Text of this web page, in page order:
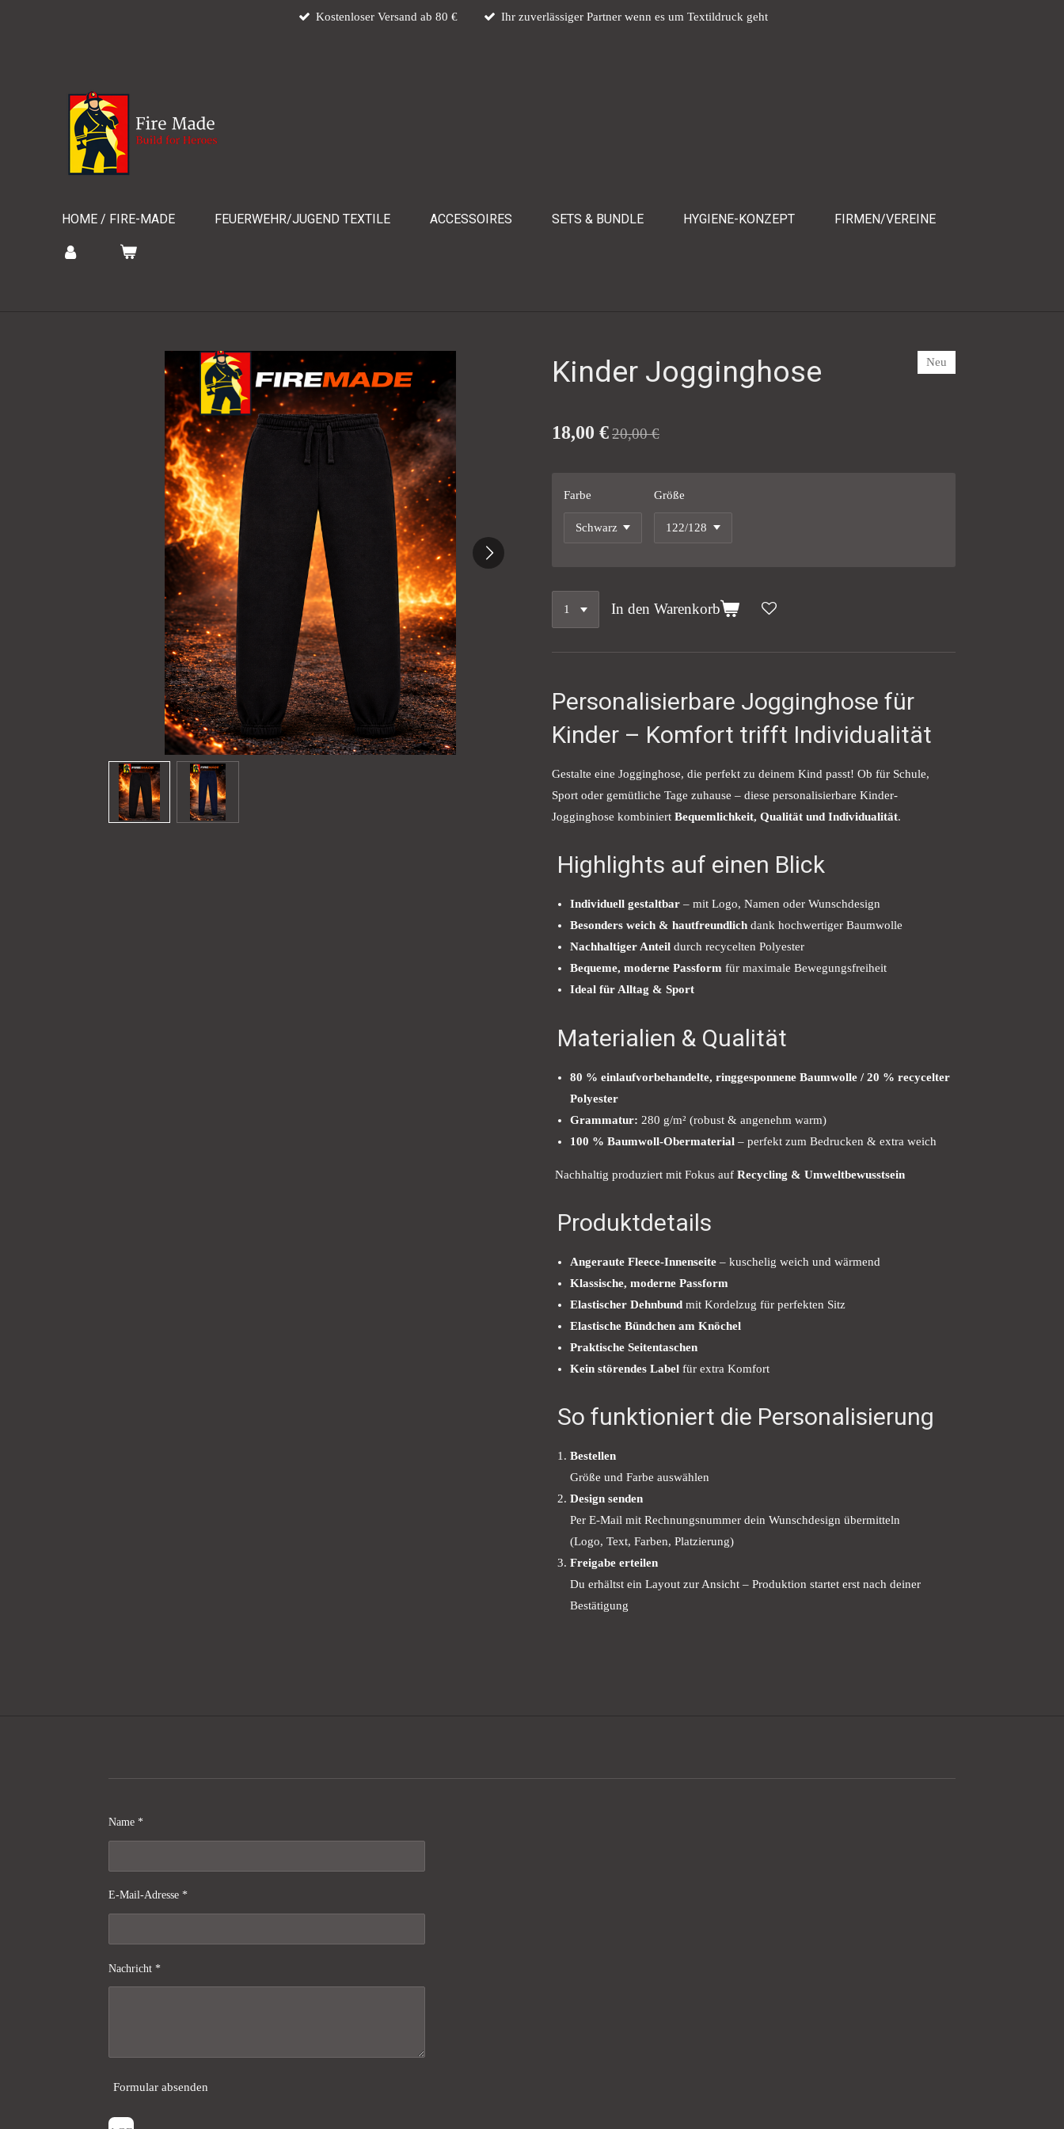
Kostenloser Versand ab 80 € Ihr zuverlässiger Partner wenn es um Textildruck geht
HOME / FIRE-MADE FEUERWEHR/JUGEND TEXTILE ACCESSOIRES SETS & BUNDLE HYGIENE-KONZEPT FIRMEN/VEREINE
Kinder Jogginghose Neu
18,00 €20,00 €
Farbe Größe
In den Warenkorb
Personalisierbare Jogginghose für
Kinder – Komfort trifft Individualität
Gestalte eine Jogginghose, die perfekt zu deinem Kind passt! Ob für Schule,
Sport oder gemütliche Tage zuhause – diese personalisierbare Kinder-
Jogginghose kombiniert Bequemlichkeit, Qualität und Individualität.
Highlights auf einen Blick
Individuell gestaltbar– mit Logo, Namen oder Wunschdesign
Besonders weich & hautfreundlichdank hochwertiger Baumwolle
Nachhaltiger Anteildurch recycelten Polyester
Bequeme, moderne Passform für maximale Bewegungsfreiheit
Ideal für Alltag & Sport
Materialien & Qualität
80 % einlaufvorbehandelte, ringgesponnene Baumwolle / 20 % recycelter
Polyester
Grammatur: 280 g/m² (robust & angenehm warm)
100 % Baumwoll-Obermaterial– perfekt zum Bedrucken & extra weich
Nachhaltig produziert mit Fokus auf Recycling & Umweltbewusstsein
Produktdetails
Angeraute Fleece-Innenseite– kuschelig weich und wärmend
Klassische, moderne Passform
Elastischer Dehnbundmit Kordelzug für perfekten Sitz
Elastische Bündchen am Knöchel
Praktische Seitentaschen
Kein störendes Labelfür extra Komfort
So funktioniert die Personalisierung
Bestellen
Größe und Farbe auswählen
Design senden
Per E-Mail mit Rechnungsnummer dein Wunschdesign übermitteln
(Logo, Text, Farben, Platzierung)
Freigabe erteilen
Du erhältst ein Layout zur Ansicht – Produktion startet erst nach deiner
Bestätigung
Name *
E-Mail-Adresse *
Nachricht *
Formular absenden